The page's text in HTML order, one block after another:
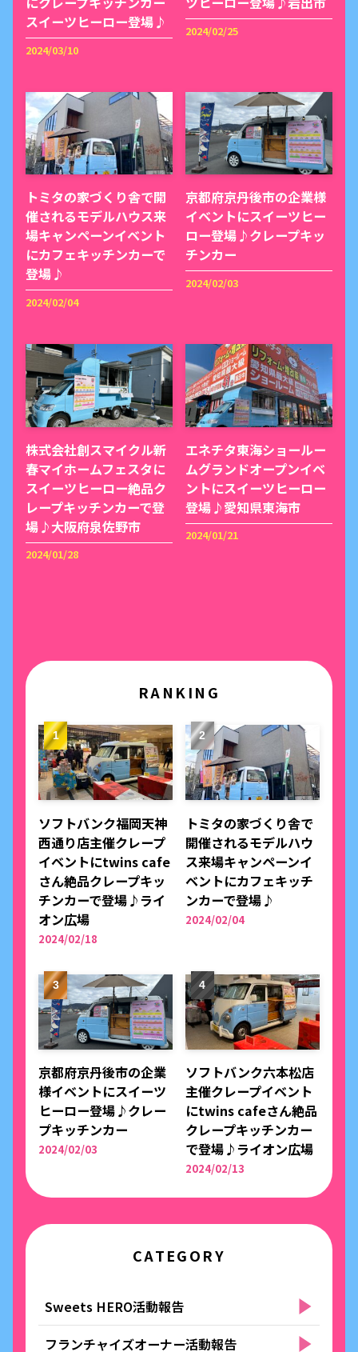
スイーツヒーロー登場♪
2024/03/10
2024/02/25
トミタの家づくり舎で開
催されるモデルハウス来
場キャンペーンイベント
にカフェキッチンカーで
登場♪
2024/02/04
京都府京丹後市の企業様
イベントにスイーツヒー
ロー登場♪クレープキッ
チンカー
2024/02/03
株式会社創スマイクル新
春マイホームフェスタに
スイーツヒーロー絶品ク
レープキッチンカーで登
場♪大阪府泉佐野市
2024/01/28
エネチタ東海ショールー
ムグランドオープンイベ
ントにスイーツヒーロー
登場♪愛知県東海市
2024/01/21
RANKING
ソフトバンク福岡天神
西通り店主催クレープ
イベントにtwins cafe
さん絶品クレープキッ
チンカーで登場♪ライ
オン広場
2024/02/18
トミタの家づくり舎で
開催されるモデルハウ
ス来場キャンペーンイ
ベントにカフェキッチ
ンカーで登場♪
2024/02/04
京都府京丹後市の企業
様イベントにスイーツ
ヒーロー登場♪クレー
プキッチンカー
2024/02/03
ソフトバンク六本松店
主催クレープイベント
にtwins cafeさん絶品
クレープキッチンカー
で登場♪ライオン広場
2024/02/13
CATEGORY
Sweets HERO活動報告
フランチャイズオーナー活動報告